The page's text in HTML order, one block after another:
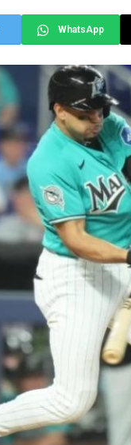
WhatsApp